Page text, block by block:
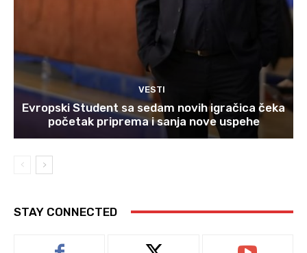
VESTI
Evropski Student sa sedam novih igračica čeka
početak priprema i sanja nove uspehe
STAY CONNECTED